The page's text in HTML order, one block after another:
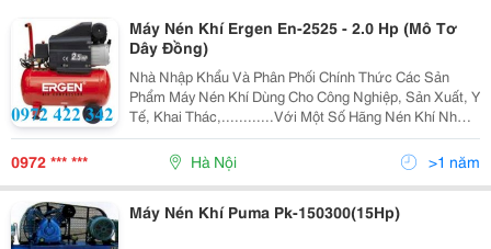
Máy Nén Khí Ergen En-2525 - 2.0 Hp (Mô Tơ
Dây Đồng)
Nhà Nhập Khẩu Và Phân Phối Chính Thức Các Sản
Phẩm Máy Nén Khí Dùng Cho Công Nghiệp, Sản Xuất, Y
Tế, Khai Thác,............Với Một Số Hãng Nén Khí Như:
Máy Nén Khí Ergen, Puma, Abac, Jucai, Pegasus, Trục
Vít, Fusheng, D&Amp;D; Máy Sấy Khí, Đ
0972 *** *** Hà Nội >1 năm
Máy Nén Khí Puma Pk-150300(15Hp)